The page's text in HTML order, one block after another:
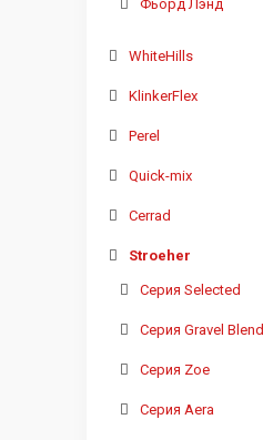
Фьорд Лэнд
WhiteHills
KlinkerFlex
Perel
Quick-mix
Cerrad
Stroeher
Серия Selected
Серия Gravel Blend
Серия Zoe
Серия Aera